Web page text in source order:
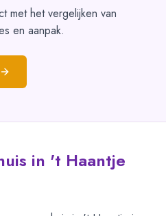
met het vergelijken van
en aanpak.
in 't Haantje